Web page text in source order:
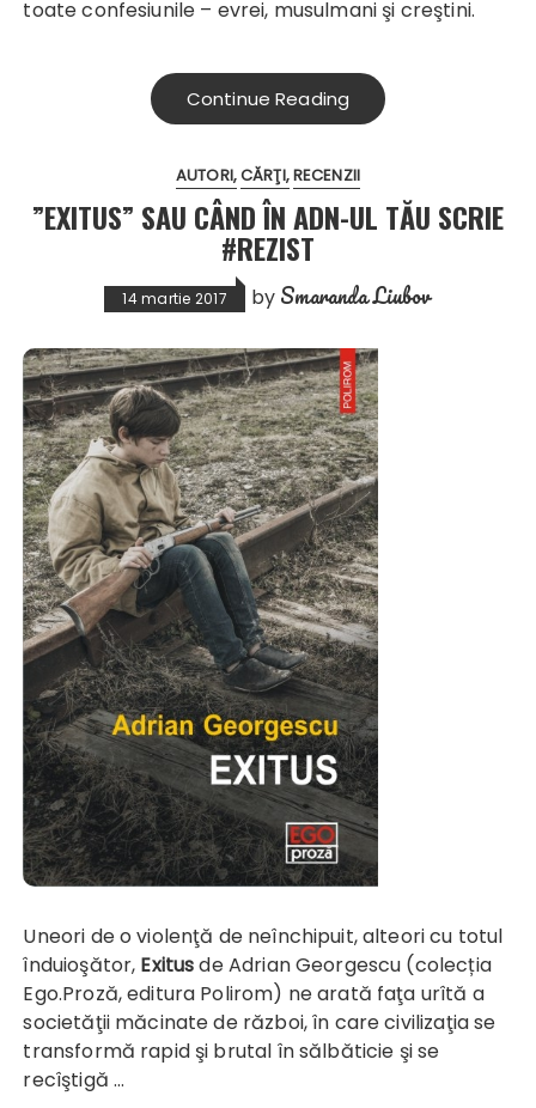
toate confesiunile – evrei, musulmani şi creştini.
Continue Reading
AUTORI CĂRŢI RECENZII
”EXITUS” SAU CÂND ÎN ADN-UL TĂU SCRIE
#REZIST
14 martie 2017 by Smaranda Liubov
Uneori de o violenţă de neînchipuit, alteori cu totul
înduioşător, Exitusde Adrian Georgescu (colecția
Ego.Proză, editura Polirom) ne arată faţa urîtă a
societăţii măcinate de război, în care civilizaţia se
transformă rapid şi brutal în sălbăticie şi se
recîştigă …